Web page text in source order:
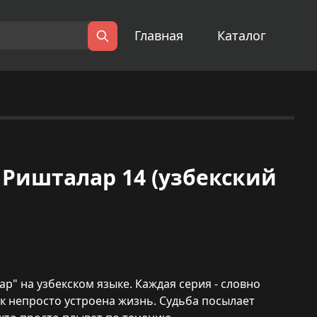
Поиск
Главная Каталог
14 (узбекский
на узбекском языке. Каждая серия - словно
устроена жизнь. Судьба посылает